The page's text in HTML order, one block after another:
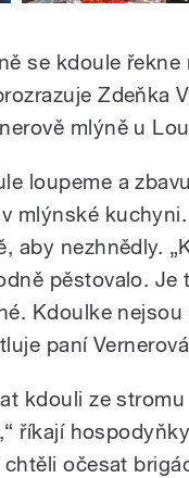
se kdoule
Zdeňka
mlýně u
loupeme a
mlýnské
aby nezhnědly.
pěstovalo. Je
Kdoulke
paní
kdouli ze
říkají
chtěli očesat